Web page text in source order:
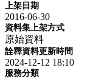
上架日期
2016-06-30
資料集上架方式
原始資料
詮釋資料更新時間
2024-12-12 18:10
服務分類